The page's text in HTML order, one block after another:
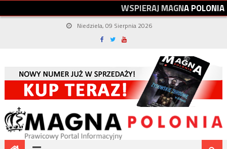
WSPIERAJMAGNAPOLONIA
Niedziela, 09 Sierpnia 2026